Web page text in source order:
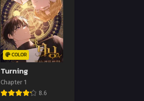
COLOR
Turning
Chapter 1
8.6